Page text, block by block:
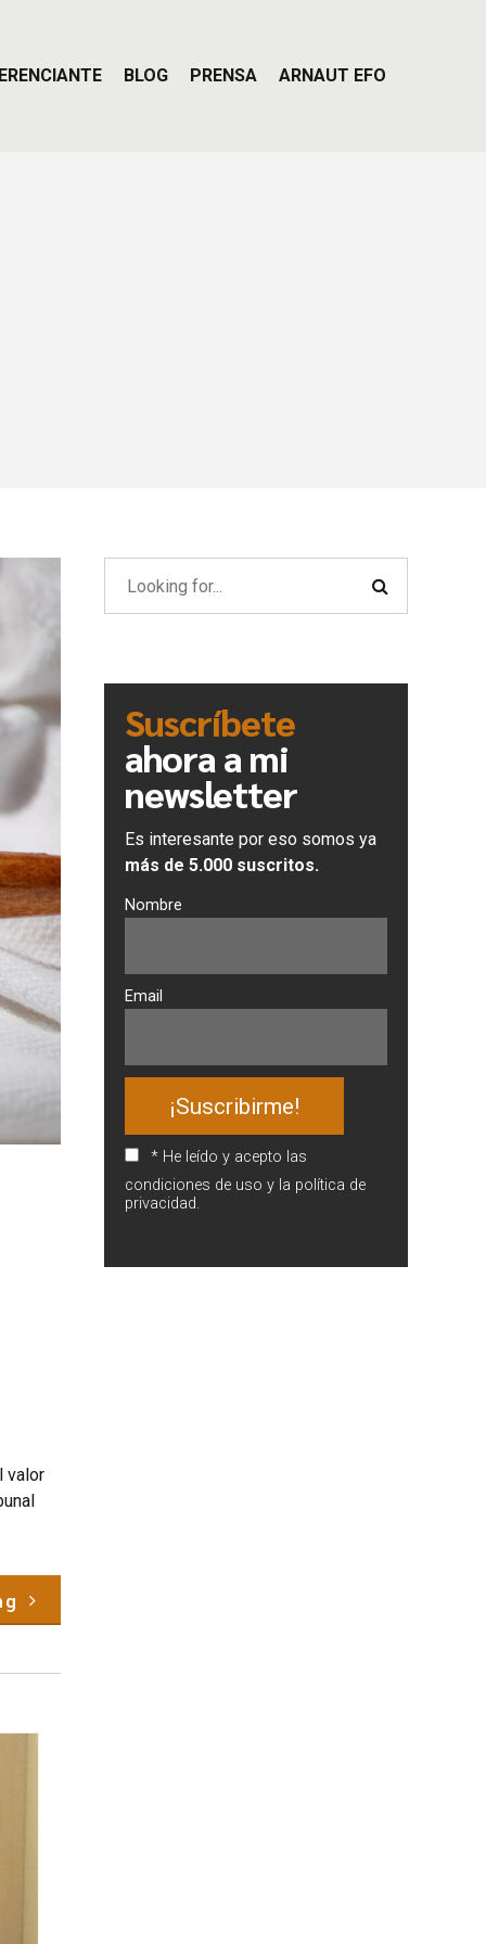
BLOG PRENSA ARNAUT EFO
valor
Suscríbete
ahora a mi
newsletter
Es interesante por eso somos ya
más de 5.000 suscritos.
Nombre
Email
* He leído y acepto las
condiciones de uso y la política de
privacidad.